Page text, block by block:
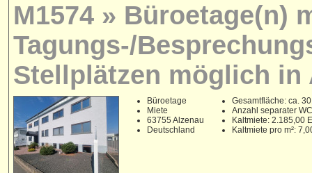
M1574 » Büroetage(n)
Tagungs-/
Stellplätzen möglich in
Büroetage
Miete
63755 Alzenau
Deutschland
Gesamtfläche: ca.
Anzahl separater
Kaltmiete: 2.185,00
Kaltmiete pro m²: